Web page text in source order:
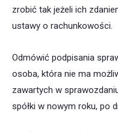
zrobić tak jeżeli ich
ustawy o rachunkowości.
Odmówić podpisania
osoba, która nie ma
zawartych w
spółki w nowym roku, po